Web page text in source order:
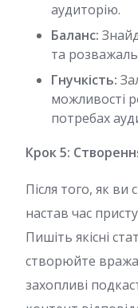
аудиторію.
Баланс:
та
Гнучкість:
можливості
потребах
Крок 5:
Після того, як ви
настав час
Пишіть якісні
створюйте
захопливі